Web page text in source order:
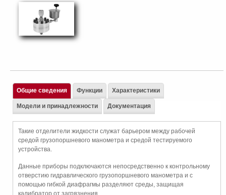
Общие сведения
Такие отделители жидкости служат барьером между рабочей
средой грузопоршневого манометра и средой тестируемого
устройства.
Данные приборы подключаются непосредственно к контрольному
отверстию гидравлического грузопоршневого манометра и с
помощью гибкой диафрагмы разделяют среды, защищая
калибратор от загрязнения.
Функции Характеристики
Модели и принадлежности Документация